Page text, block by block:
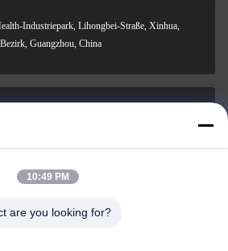
Industriepark, Lihongbei-Straße, Xinhua,
Guangzhou, China
7406-6785
10:49 PM
are you looking for?